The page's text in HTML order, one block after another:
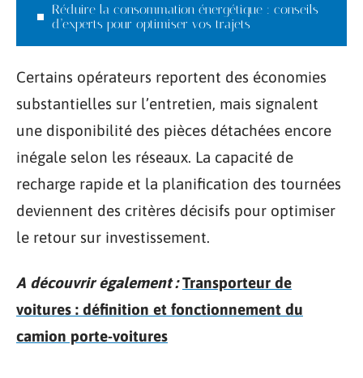
Réduire la consommation énergétique : conseils
d’experts pour optimiser vos trajets
Certains opérateurs reportent des économies
substantielles sur l’entretien, mais signalent
une disponibilité des pièces détachées encore
inégale selon les réseaux. La capacité de
recharge rapide et la planification des tournées
deviennent des critères décisifs pour optimiser
le retour sur investissement.
A découvrir également : Transporteur de
voitures : définition et fonctionnement du
camion porte-voitures